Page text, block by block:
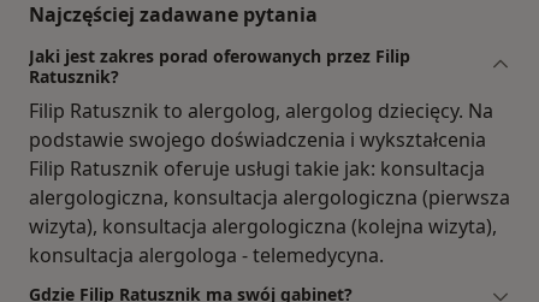
Najczęściej zadawane pytania
Jaki jest zakres porad oferowanych przez Filip
Ratusznik?
Filip Ratusznik to alergolog, alergolog dziecięcy. Na
podstawie swojego doświadczenia i wykształcenia
Filip Ratusznik oferuje usługi takie jak: konsultacja
alergologiczna, konsultacja alergologiczna (pierwsza
wizyta), konsultacja alergologiczna (kolejna wizyta),
konsultacja alergologa - telemedycyna.
Gdzie Filip Ratusznik ma swój gabinet?